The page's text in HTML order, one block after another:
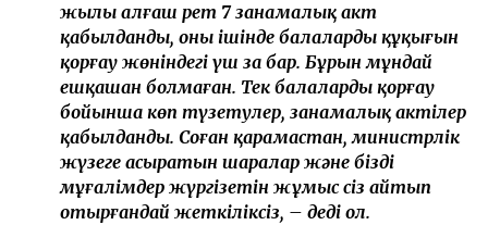
жылы алғаш рет 7 заңнамалық акт
қабылданды, оның ішінде балалардың құқығын
қорғау жөніндегі үш заң бар. Бұрын мұндай
ешқашан болмаған. Тек балаларды қорғау
бойынша көп түзетулер, заңнамалық актілер
қабылданды. Соған қарамастан, министрлік
жүзеге асыратын шаралар және біздің
мұғалімдер жүргізетін жұмыс сіз айтып
отырғандай жеткіліксіз, – деді ол.